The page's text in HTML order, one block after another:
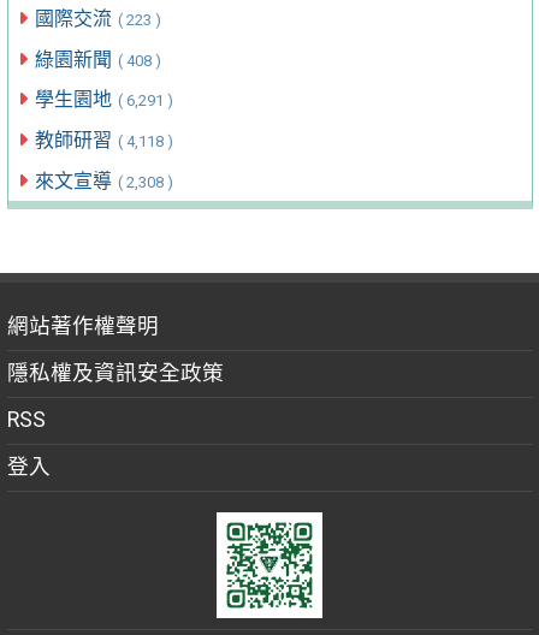
國際交流 ( 223 )
綠園新聞 ( 408 )
學生園地 ( 6,291 )
教師研習 ( 4,118 )
來文宣導 ( 2,308 )
網站著作權聲明
隱私權及資訊安全政策
RSS
登入